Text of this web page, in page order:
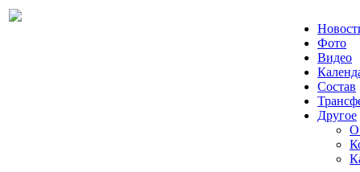
Фото
Видео
Состав
Другое
О